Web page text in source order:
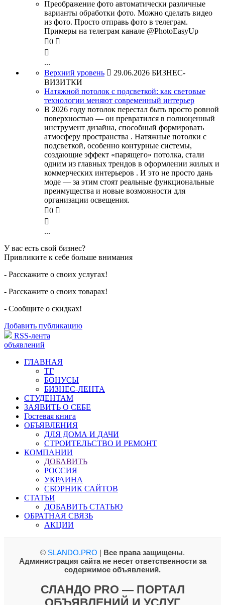
Преображение фото автоматически различные
варианты обработки фото. Можно сделать видео
из фото. Просто отправь фото в телеграм.
Примеры на телеграм канале @PhotoEasyUp
0 

...
Верхний уровень  29.06.2026 БИЗНЕС-
ВИЗИТКИ
Натяжной потолок с подсветкой: как световые
технологии меняют современный интерьер
В 2026 году потолок перестал быть просто ровной
поверхностью — он превратился в полноценный
инструмент дизайна, способный формировать
атмосферу пространства . Натяжные потолки с
подсветкой, особенно контурные системы,
создающие эффект «парящего» потолка, стали
одним из главных трендов в оформлении жилых и
коммерческих интерьеров . И это не просто дань
моде — за этим стоят реальные функциональные
преимущества и новые возможности для
организации освещения.
0 

...
У вас есть свой бизнес?
Привликите к себе больше внимания
- Расскажите о своих услугах!
- Расскажите о своих товарах!
- Сообщите о скидках!
Добавить публикацию
RSS-лента
объявлений
ГЛАВНАЯ
ТГ
БОНУСЫ
БИЗНЕС-ЛЕНТА
СТУДЕНТАМ
ЗАЯВИТЬ О СЕБЕ
Гостевая книга
ОБЪЯВЛЕНИЯ
ДЛЯ ДОМА И ДАЧИ
СТРОИТЕЛЬСТВО И РЕМОНТ
КОМПАНИИ
ДОБАВИТЬ
РОССИЯ
УКРАИНА
СБОРНИК САЙТОВ
СТАТЬИ
ДОБАВИТЬ СТАТЬЮ
ОБРАТНАЯ СВЯЗЬ
АКЦИИ
© SLANDO.PRO | Все права защищены.
Администрация сайта не несет ответственности за
содержимое объявлений.
СЛАНДО PRO — ПОРТАЛ